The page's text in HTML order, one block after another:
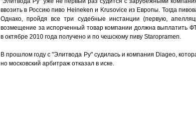
ввозить в Россию пиво Heineken и Krusovice из Европы. Тогда
Однако, пройдя все три судебные инстанции (первую,
возмещение за испорченный товар компании должна выплатить
в октябре 2010 года получено и по чешскому пиву Staropramen.
В прошлом году с "Элитвода Ру" судилась и компания Diageo,
но московский арбитраж отказал в иске.